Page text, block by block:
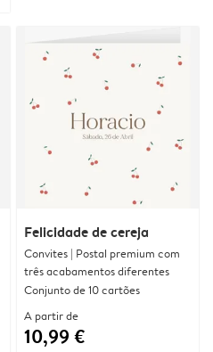
Felicidade de cereja
Convites | Postal premium com
três acabamentos diferentes
Conjunto de 10 cartões
A partir de
10,99 €